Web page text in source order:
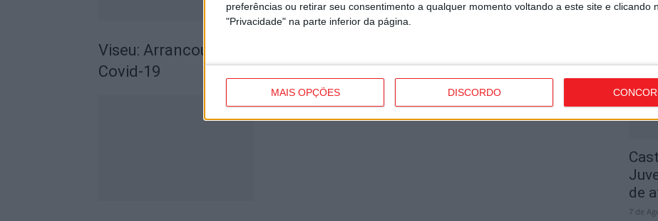
preferências ou retirar seu consentimento a qualquer momento voltando a este site e clicando
"Privacidade" na parte inferior da página.
MAIS OPÇÕES DISCORDO
Viseu: Arrancou a campanha nacional de vacinação contra a gripe e a
Covid-19
I
de
7 de